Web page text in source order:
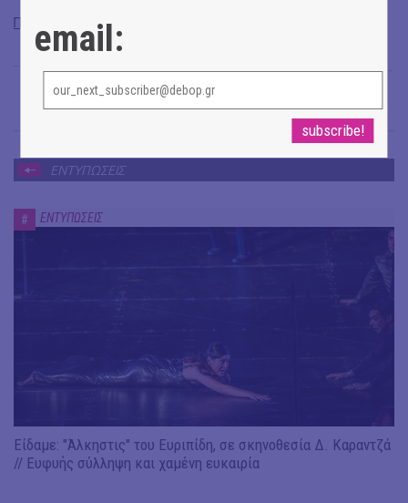
Πληροφορίες – κρατήσεις:
→
ΕΝΤΥΠΩΣΕΙΣ
# ΕΝΤΥΠΩΣΕΙΣ
Είδαμε: "Άλκηστις" του Ευριπίδη, σε σκηνοθεσία Δ. Καραντζά
// Ευφυής σύλληψη και χαμένη ευκαιρία
email: